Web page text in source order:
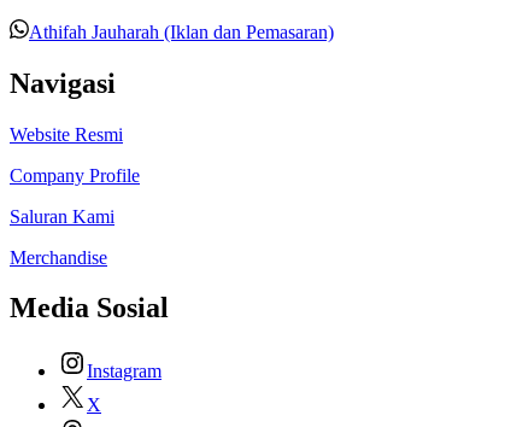
Athifah Jauharah (Iklan dan Pemasaran)
Navigasi
Website Resmi
Company Profile
Saluran Kami
Merchandise
Media Sosial
Instagram
X